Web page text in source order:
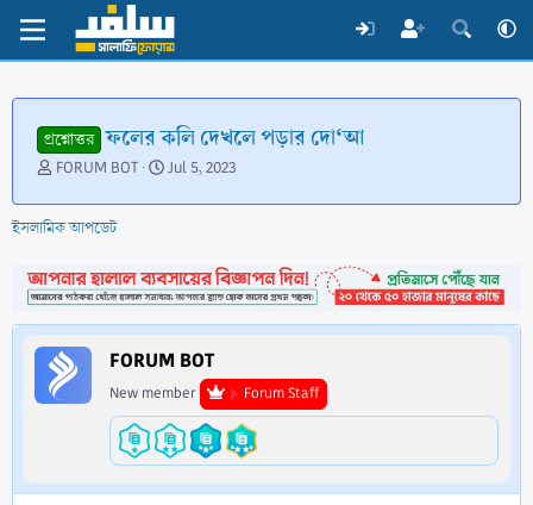
প্রশ্নোত্তর ফলের কলি দেখলে পড়ার দো‘আ
T
r
e
d
s
t
a
r
t
FORUM BOT
S
a
d
a
t
e
Jul 5, 2023
ইসলামিক আপডেট
FORUM BOT
New member Forum Staff